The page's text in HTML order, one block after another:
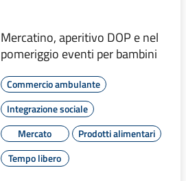
Mercatino, aperitivo DOP e nel
pomeriggio eventi per bambini
Commercio ambulante
Integrazione sociale
Mercato
Prodotti alimentari
Tempo libero